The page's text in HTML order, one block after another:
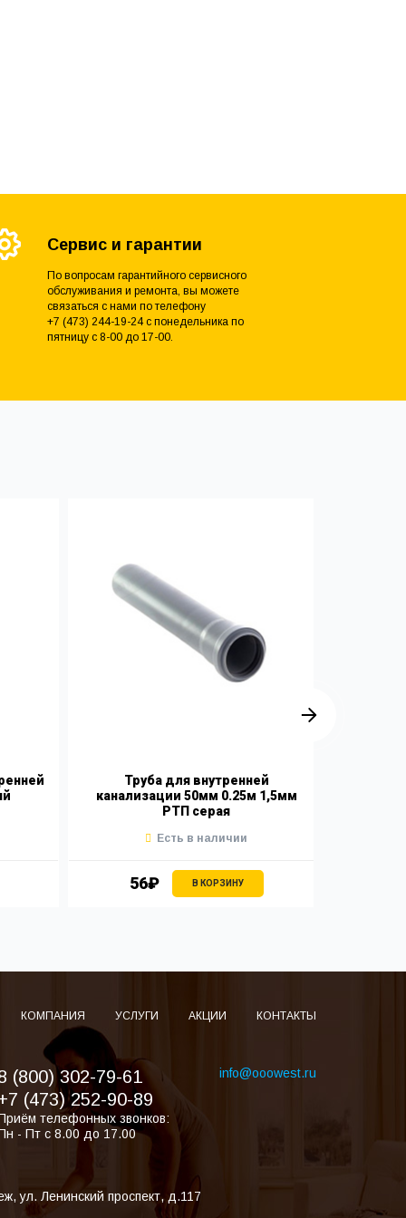
Сервис и гарантии
По вопросам гарантийного сервисного
обслуживания и ремонта, вы можете
связаться с нами по телефону
+7 (473) 244-19-24 с понедельника по
пятницу с 8-00 до 17-00.
Труба для внутренней
канализации 50мм 0.25м 1,5мм
РТП серая
56₽ В КОРЗИНУ
Есть в наличии
КОМПАНИЯ УСЛУГИ АКЦИИ КОНТАКТЫ
(800) 302-79-61
(473) 252-90-89
телефонных звонков:
- Пт с 8.00 до 17.00
info@ooowest.ru
,ул. Ленинский проспект, д.117